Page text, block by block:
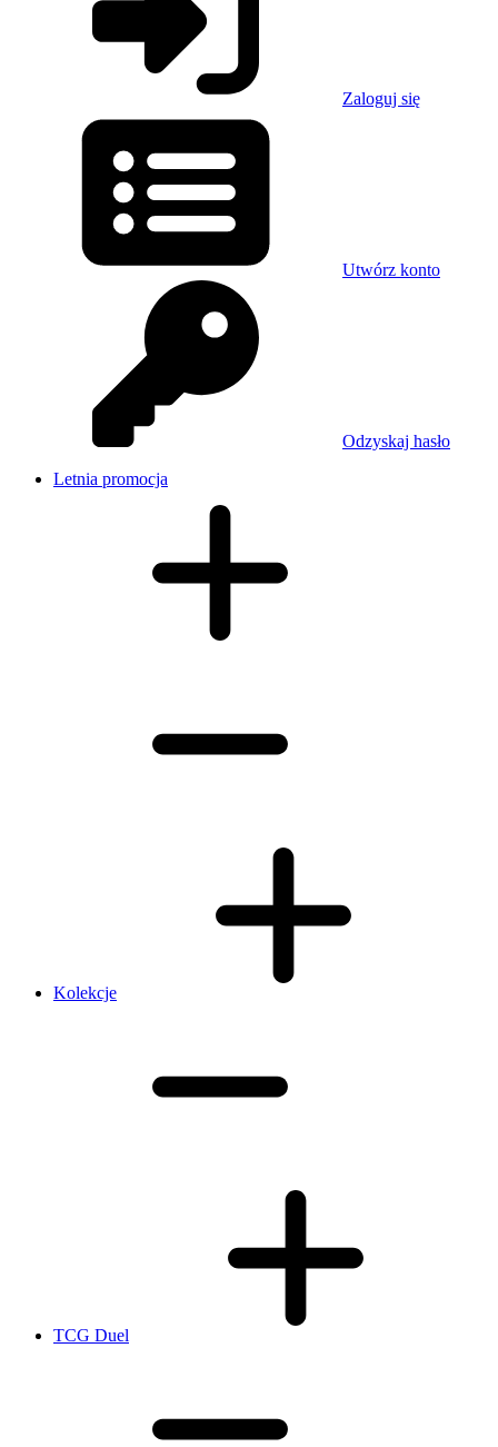
Zaloguj się
Utwórz konto
Odzyskaj hasło
Letnia promocja
Kolekcje
TCG Duel